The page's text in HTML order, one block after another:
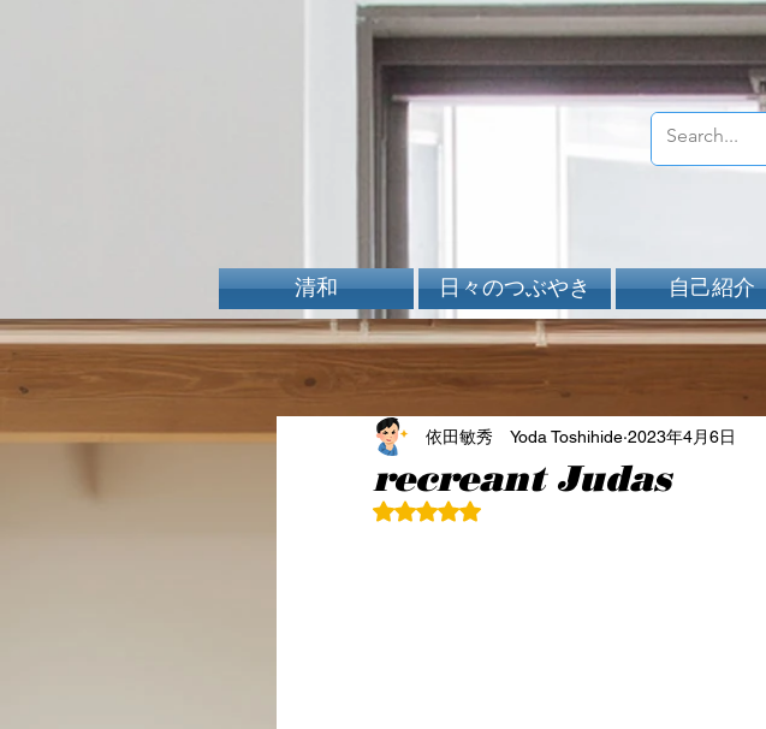
清和 日々のつぶやき 自己紹介
recreant Judas
依田敏秀 Yoda Toshihide 2023年4月6日
5つ星のうちNaNと評価されています。